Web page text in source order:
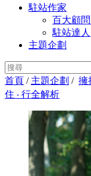
駐站作家
百大顧
駐站達人
主題企劃
首頁 / 主題企劃 / 擁
住 ‧ 行全解析